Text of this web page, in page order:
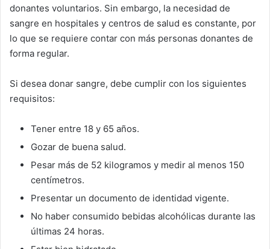
donantes voluntarios. Sin embargo, la necesidad de
sangre en hospitales y centros de salud es constante, por
lo que se requiere contar con más personas donantes de
forma regular.
Si desea donar sangre, debe cumplir con los siguientes
requisitos:
Tener entre 18 y 65 años.
Gozar de buena salud.
Pesar más de 52 kilogramos y medir al menos 150
centímetros.
Presentar un documento de identidad vigente.
No haber consumido bebidas alcohólicas durante las
últimas 24 horas.